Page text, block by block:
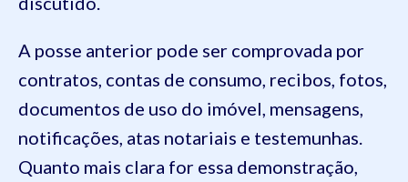
A posse anterior pode ser comprovada por
contratos, contas de consumo, recibos, fotos,
documentos de uso do imóvel, mensagens,
notificações, atas notariais e testemunhas.
Quanto mais clara for essa demonstração,